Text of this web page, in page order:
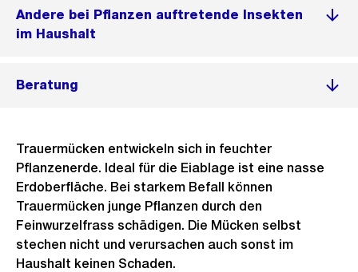
‌Andere bei Pflanzen auftretende Insekten
im Haushalt
Beratung
Trauermücken entwickeln sich in feuchter
Pflanzenerde. Ideal für die Eiablage ist eine nasse
Erdoberfläche. Bei starkem Befall können
Trauermücken junge Pflanzen durch den
Feinwurzelfrass schädigen. Die Mücken selbst
stechen nicht und verursachen auch sonst im
Haushalt keinen Schaden.